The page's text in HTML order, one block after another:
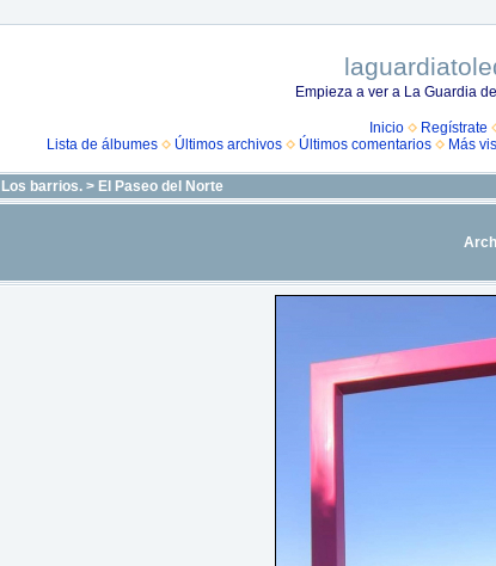
Empieza a ver a La Guardia
Inicio Regístrate
Lista de álbumes
Últimos archivos Últimos comentarios Más
Los barrios. > El Paseo del Norte